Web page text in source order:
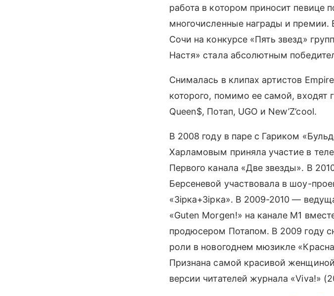
работа в котором приносит певице
многочисленные награды и премии.
Сочи на конкурсе «Пять звезд»
Настя» стала абсолютным
Снималась в клипах артистов
которого, помимо ее самой, входят
Queen$, Потап, UGO и New’Z’cool.
В 2008 году в паре с Гариком
Харламовым приняла участие в
Первого канала «Две звезды». В
Берсеневой участвовала в шоу-
«Зірка+Зірка». В 2009-2010 —
«Guten Morgen!» на канале M1
продюсером Потапом. В 2009 году
роли в новогоднем мюзикле
Признана самой красивой
версии читателей журнала «Viva!»